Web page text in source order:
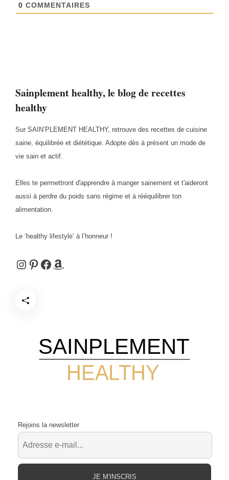
Sainplement healthy, le blog de recettes
healthy
Sur SAIN’PLEMENT HEALTHY, retrouve des recettes de cuisine
saine, équilibrée et diététique. Adopte dès à présent un mode de
vie sain et actif.
Elles te permettront d'apprendre à manger sainement et t'aideront
aussi à perdre du poids sans régime et à rééquilibrer ton
alimentation.
Le ‘healthy lifestyle’ à l’honneur !
Instagram
Pinterest
Facebook
Amazon
0 COMMENTAIRES
HEALTHY
SAINPLEMENT
Rejoins la newsletter
JE M'INSCRIS